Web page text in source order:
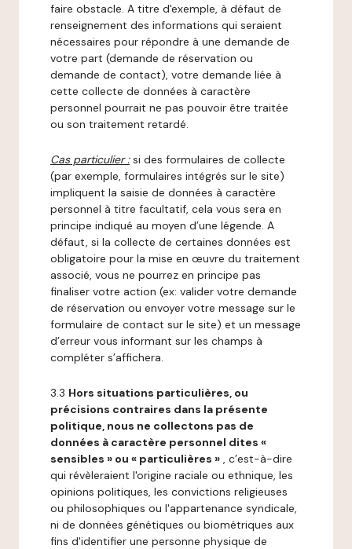
faire obstacle. A titre d'exemple, à défaut de
renseignement des informations qui seraient
nécessaires pour répondre à une demande de
votre part (demande de réservation ou
demande de contact), votre demande liée à
cette collecte de données à caractère
personnel pourrait ne pas pouvoir être traitée
ou son traitement retardé.
Cas particulier : si des formulaires de collecte
(par exemple, formulaires intégrés sur le site)
impliquent la saisie de données à caractère
personnel à titre facultatif, cela vous sera en
principe indiqué au moyen d’une légende. A
défaut, si la collecte de certaines données est
obligatoire pour la mise en œuvre du traitement
associé, vous ne pourrez en principe pas
finaliser votre action (ex: valider votre demande
de réservation ou envoyer votre message sur le
formulaire de contact sur le site) et un message
d’erreur vous informant sur les champs à
compléter s’affichera.
3.3 Hors situations particulières, ou
précisions contraires dans la présente
politique, nous ne collectons pas de
données à caractère personnel dites «
sensibles » ou « particulières » , c’est-à-dire
qui révèleraient l'origine raciale ou ethnique, les
opinions politiques, les convictions religieuses
ou philosophiques ou l'appartenance syndicale,
ni de données génétiques ou biométriques aux
fins d'identifier une personne physique de